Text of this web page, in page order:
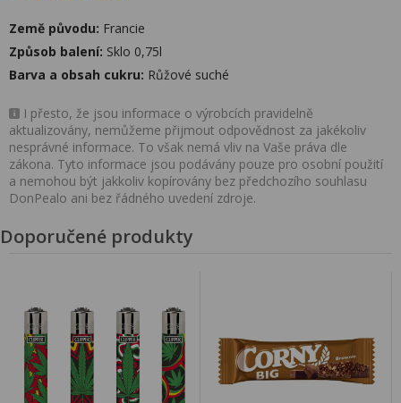
Země původu: Francie
Způsob balení: Sklo 0,75l
Barva a obsah cukru: Růžové suché
I přesto, že jsou informace o výrobcích pravidelně
aktualizovány, nemůžeme přijmout odpovědnost za jakékoliv
nesprávné informace. To však nemá vliv na Vaše práva dle
zákona. Tyto informace jsou podávány pouze pro osobní použití
a nemohou být jakkoliv kopírovány bez předchozího souhlasu
DonPealo ani bez řádného uvedení zdroje.
Doporučené produkty